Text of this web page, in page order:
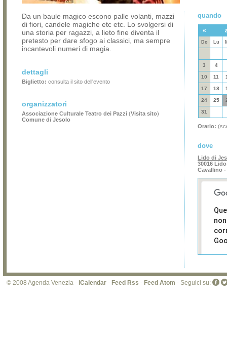
Da un baule magico escono palle volanti, mazzi
di fiori, candele magiche etc etc. Lo svolgersi di
una storia per ragazzi, a lieto fine diventa il
pretesto per dare sfogo ai classici, ma sempre
incantevoli numeri di magia.
dettagli
Biglietto: consulta il sito dell'evento
organizzatori
Associazione Culturale Teatro dei Pazzi (Visita sito)
Comune di Jesolo
quando
«
Do Lu
3 4
10 11
17 18
24 25
31
Orario:
dove
Lido di
30016
Cavallino
di
sito
© 2008 Agenda Venezia - iCalendar - Feed Rss - Feed Atom - Seguici su: